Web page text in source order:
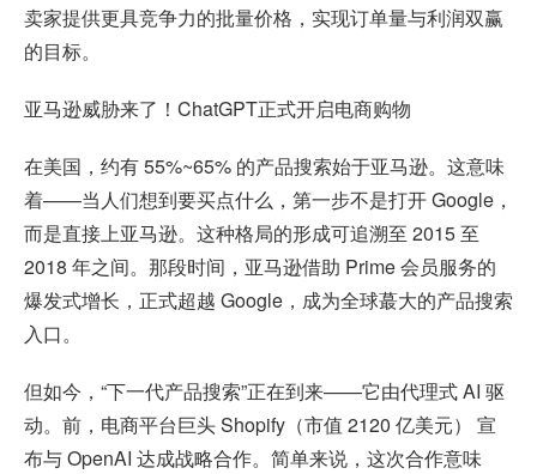
卖家提供更具竞争力的批量价格，实现订单量与利润双赢
的目标。
亚马逊威胁来了！ChatGPT正式开启电商购物
在美国，约有 55%~65% 的产品搜索始于亚马逊。这意味
着——当人们想到要买点什么，第一步不是打开 Google，
而是直接上亚马逊。这种格局的形成可追溯至 2015 至
2018 年之间。那段时间，亚马逊借助 Prime 会员服务的
爆发式增长，正式超越 Google，成为全球蕞大的产品搜索
入口。
但如今，“下一代产品搜索”正在到来——它由代理式 AI 驱
动。前，电商平台巨头 Shopify（市值 2120 亿美元） 宣
布与 OpenAI 达成战略合作。简单来说，这次合作意味